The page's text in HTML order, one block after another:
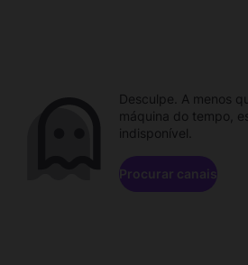
Desculpe. A menos
máquina do tempo,
indisponível.
Procurar canais